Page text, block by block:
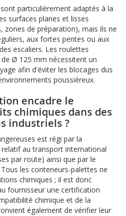
particulièrement adaptés à la
surfaces planes et lisses
zones de préparation), mais ils ne
aux fortes pentes ou aux
escaliers. Les roulettes
Ø 125 mm nécessitent un
afin d'éviter les blocages dus
poussiéreux.
encadre le
chimiques dans des
industriels ?
est régi par la
au transport international
par route) ainsi que par le
les conteneurs-palettes ne
chimiques ; il est donc
fournisseur une certification
chimique et de la
également de vérifier leur